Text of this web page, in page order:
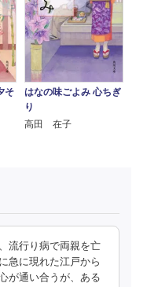
そ
はなの味ごよみ 心ちぎ
り
高田 在子
流行り病で両親を亡
急に現れた江戸から
が通い合うが、ある